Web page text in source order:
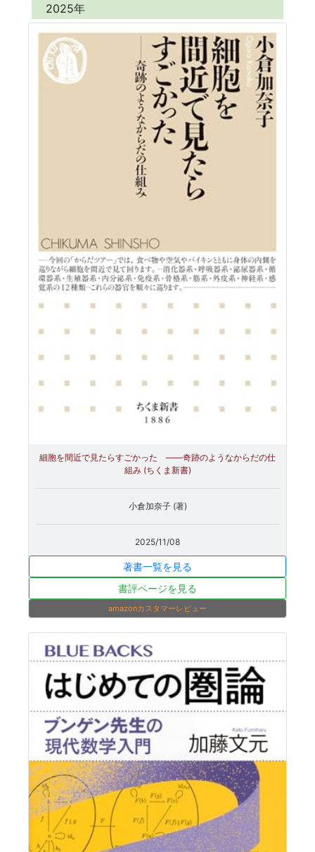
2025年
細胞を間近で見たらすごかった ――奇跡のようなからだの仕
組み (ちくま新書)
小倉加奈子 (著)
2025/11/08
著書一覧を見る
書評ページを見る
amazonカスタマーレビュー